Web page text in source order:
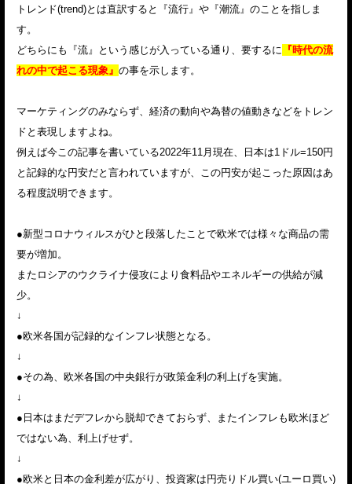
トレンド(trend)とは直訳すると『流行』や『潮流』のことを指しま
す。
どちらにも『流』という感じが入っている通り、要するに 『時代の流
れの中で起こる現象』 の事を示します。
マーケティングのみならず、経済の動向や為替の値動きなどをトレン
ドと表現しますよね。
例えば今この記事を書いている2022年11月現在、日本は1ドル=150円
と記録的な円安だと言われていますが、この円安が起こった原因はあ
る程度説明できます。
●新型コロナウィルスがひと段落したことで欧米では様々な商品の需
要が増加。
またロシアのウクライナ侵攻により食料品やエネルギーの供給が減
少。
↓
●欧米各国が記録的なインフレ状態となる。
↓
●その為、欧米各国の中央銀行が政策金利の利上げを実施。
↓
●日本はまだデフレから脱却できておらず、またインフレも欧米ほど
ではない為、利上げせず。
↓
●欧米と日本の金利差が広がり、投資家は円売りドル買い(ユーロ買い)